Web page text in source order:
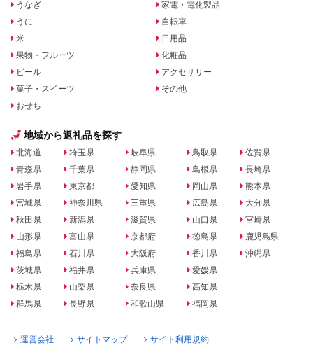
うなぎ
うに
米
果物・フルーツ
ビール
菓子・スイーツ
おせち
家電・電化製品
自転車
日用品
化粧品
アクセサリー
その他
地域から返礼品を探す
北海道
青森県
岩手県
宮城県
秋田県
山形県
福島県
茨城県
栃木県
群馬県
埼玉県
千葉県
東京都
神奈川県
新潟県
富山県
石川県
福井県
山梨県
長野県
岐阜県
静岡県
愛知県
三重県
滋賀県
京都府
大阪府
兵庫県
奈良県
和歌山県
鳥取県
島根県
岡山県
広島県
山口県
徳島県
香川県
愛媛県
高知県
福岡県
佐賀県
長崎県
熊本県
大分県
宮崎県
鹿児島県
沖縄県
運営会社 サイトマップ サイト利用規約